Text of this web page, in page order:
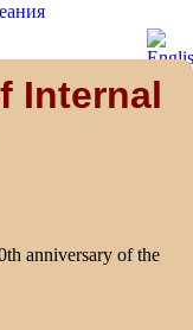
Internal
anniversary of the